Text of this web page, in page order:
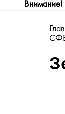
Внимание!